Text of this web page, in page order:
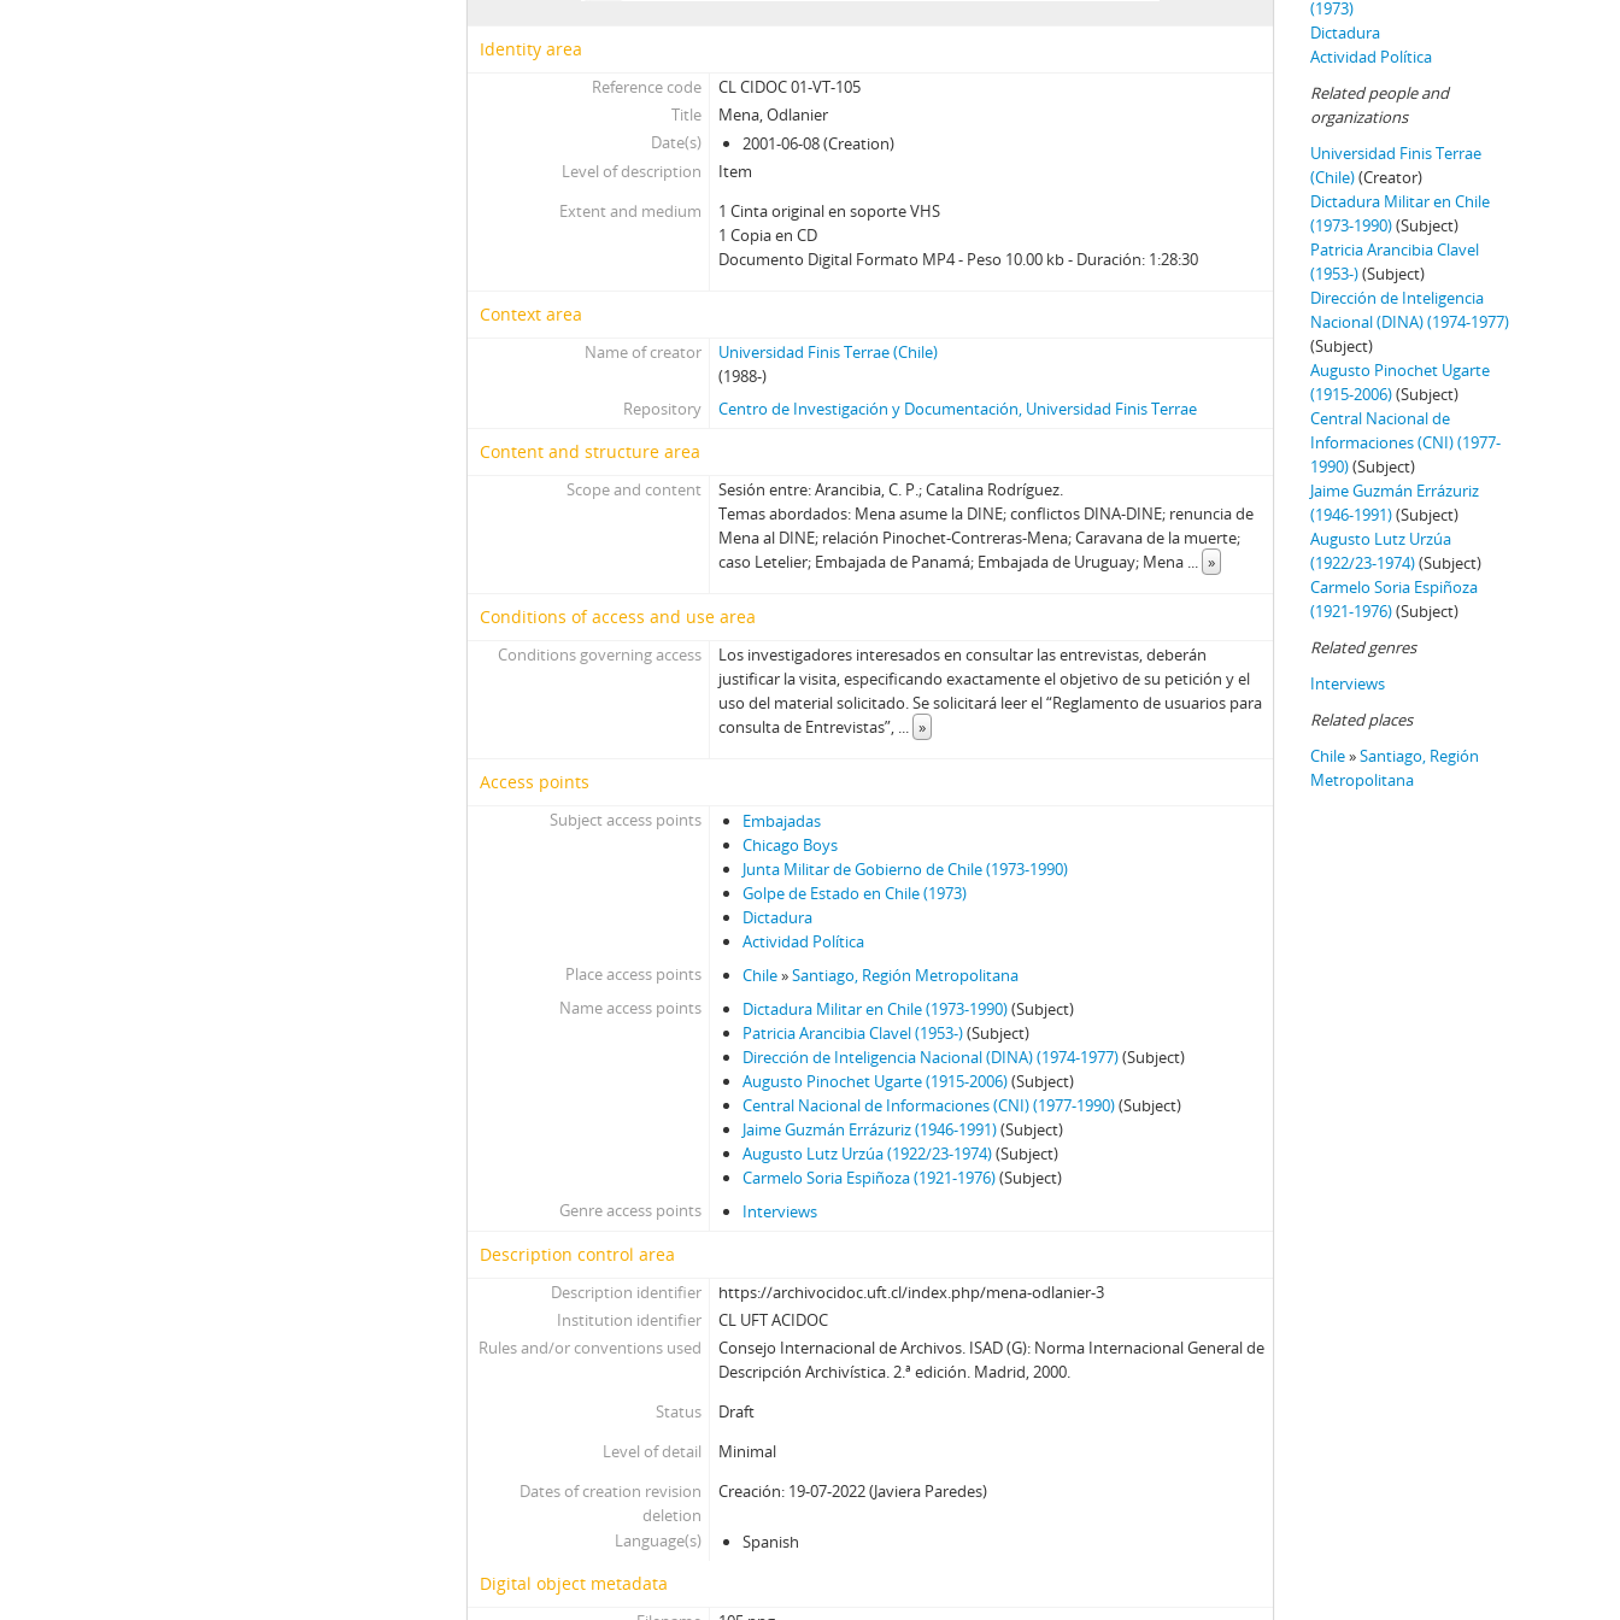
Identity area
Reference code
CL CIDOC 01-VT-105
Title
Mena, Odlanier
Date(s)
2001-06-08 (Creation)
Level of description
Item
Extent and medium
1 Cinta original en soporte VHS
1 Copia en CD
Documento Digital Formato MP4 - Peso 10.00 kb - Duración: 1:28:30
Context area
Name of creator
Universidad Finis Terrae (Chile)
(1988-)
Repository
Centro de Investigación y Documentación, Universidad Finis Terrae
Content and structure area
Scope and content
Sesión entre: Arancibia, C. P.; Catalina Rodríguez.
Temas abordados: Mena asume la DINE; conflictos DINA-DINE; renuncia de
Mena al DINE; relación Pinochet-Contreras-Mena; Caravana de la muerte;
caso Letelier; Embajada de Panamá; Embajada de Uruguay; Mena ... »
Conditions of access and use area
Conditions governing access
Los investigadores interesados en consultar las entrevistas, deberán
justificar la visita, especificando exactamente el objetivo de su petición y el
uso del material solicitado. Se solicitará leer el “Reglamento de usuarios para
consulta de Entrevistas”, ... »
Access points
Subject access points
Embajadas
Chicago Boys
Junta Militar de Gobierno de Chile (1973-1990)
Golpe de Estado en Chile (1973)
Dictadura
Actividad Política
Place access points
Chile»Santiago, Región Metropolitana
Name access points
Dictadura Militar en Chile (1973-1990)(Subject)
Patricia Arancibia Clavel (1953-)(Subject)
Dirección de Inteligencia Nacional (DINA) (1974-1977)(Subject)
Augusto Pinochet Ugarte (1915-2006)(Subject)
Central Nacional de Informaciones (CNI) (1977-1990)(Subject)
Jaime Guzmán Errázuriz (1946-1991)(Subject)
Augusto Lutz Urzúa (1922/23-1974)(Subject)
Carmelo Soria Espiñoza (1921-1976)(Subject)
Genre access points
Interviews
Description control area
Description identifier
https://archivocidoc.uft.cl/index.php/mena-odlanier-3
Institution identifier
CL UFT ACIDOC
Rules and/or conventions used
Consejo Internacional de Archivos. ISAD (G): Norma Internacional General de
Descripción Archivística. 2.ª edición. Madrid, 2000.
Status
Draft
Level of detail
Minimal
Dates of creation revision
deletion
Creación: 19-07-2022 (Javiera Paredes)
Language(s) Spanish
Digital object metadata
(1973)
Dictadura
Actividad Política
Related people and
organizations
Universidad Finis Terrae
(Chile)(Creator)
Dictadura Militar en Chile
(1973-1990)(Subject)
Patricia Arancibia Clavel
(1953-)(Subject)
Dirección de Inteligencia
Nacional (DINA) (1974-1977)
(Subject)
Augusto Pinochet Ugarte
(1915-2006)(Subject)
Central Nacional de
Informaciones (CNI) (1977-
1990)(Subject)
Jaime Guzmán Errázuriz
(1946-1991)(Subject)
Augusto Lutz Urzúa
(1922/23-1974)(Subject)
Carmelo Soria Espiñoza
(1921-1976)(Subject)
Related genres
Interviews
Related places
Chile»Santiago, Región
Metropolitana